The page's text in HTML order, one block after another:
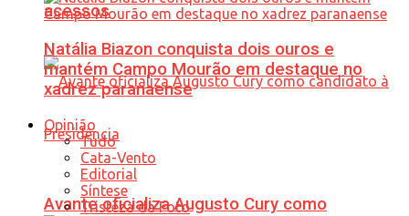
acessos
Avante oficializa Augusto Cury como
Natália Biazon conquista dois ouros e
mantém Campo Mourão em destaque no
xadrez paranaense
Opinião
Tudo
Cata-Vento
Editorial
Síntese
Tristeza da Foto